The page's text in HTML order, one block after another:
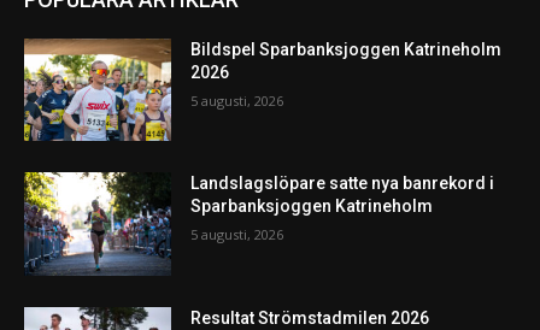
Bildspel Sparbanksjoggen Katrineholm
2026
5 augusti, 2026
Landslagslöpare satte nya banrekord i
Sparbanksjoggen Katrineholm
5 augusti, 2026
Resultat Strömstadmilen 2026